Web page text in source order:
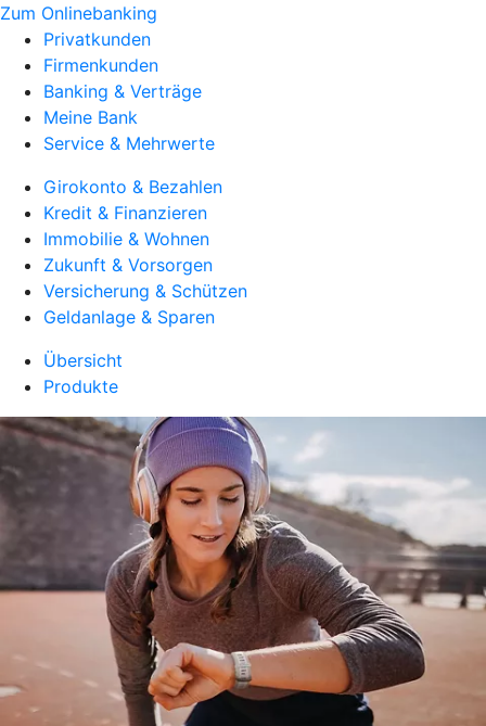
Zum Onlinebanking
Privatkunden
Firmenkunden
Banking & Verträge
Meine Bank
Service & Mehrwerte
Girokonto & Bezahlen
Kredit & Finanzieren
Immobilie & Wohnen
Zukunft & Vorsorgen
Versicherung & Schützen
Geldanlage & Sparen
Übersicht
Produkte